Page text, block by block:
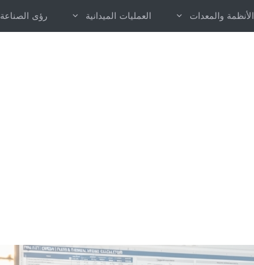
الأنظمة والمعدات العمليات الميدانية رؤى الصناعة